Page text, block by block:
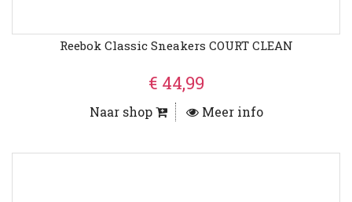
Reebok Classic Sneakers COURT CLEAN
€ 44,99
Naar shop Meer info